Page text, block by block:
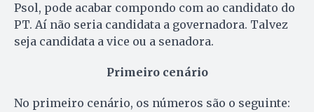
Psol, pode acabar compondo com ao candidato do
PT. Aí não seria candidata a governadora. Talvez
seja candidata a vice ou a senadora.
Primeiro cenário
No primeiro cenário, os números são o seguinte: